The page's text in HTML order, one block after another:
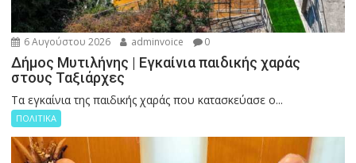
6 Αυγούστου 2026 adminvoice 0
Δήμος Μυτιλήνης | Εγκαίνια παιδικής χαράς
στους Ταξιάρχες
Tα εγκαίνια της παιδικής χαράς που κατασκεύασε ο...
ΠΟΛΙΤΙΚΑ